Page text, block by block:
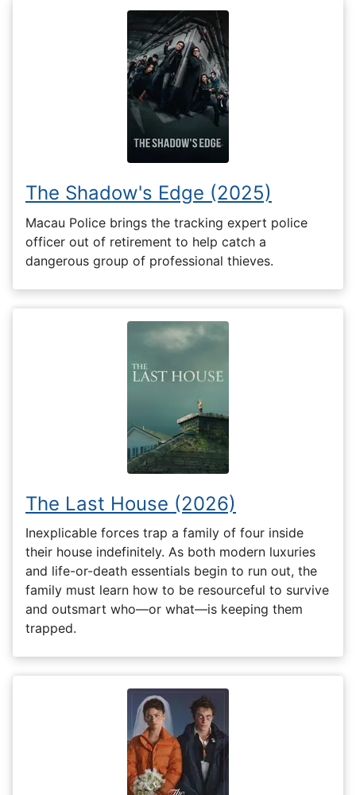
The Shadow's Edge (2025)
Macau Police brings the tracking expert police
officer out of retirement to help catch a
dangerous group of professional thieves.
The Last House (2026)
Inexplicable forces trap a family of four inside
their house indefinitely. As both modern luxuries
and life-or-death essentials begin to run out, the
family must learn how to be resourceful to survive
and outsmart who—or what—is keeping them
trapped.